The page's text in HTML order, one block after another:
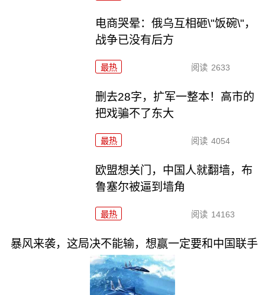
电商哭晕：俄乌互相砸\"饭碗\"，
战争已没有后方
最热 阅读 2633
删去28字，扩军一整本！高市的
把戏骗不了东大
最热 阅读 4054
欧盟想关门，中国人就翻墙，布
鲁塞尔被逼到墙角
最热 阅读 14163
暴风来袭，这局决不能输，想赢一定要和中国联手